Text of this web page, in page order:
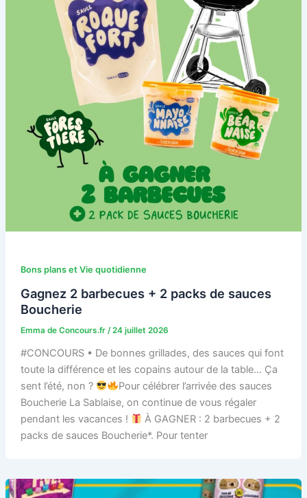
Bons plans et Vie quotidienne
Gagnez 2 barbecues + 2 packs de sauces
Boucherie
Emma de Concours.fr /24 juillet 2026
#CONCOURS • De bonnes grillades, des sauces qui font
toute la différence et les copains autour de la table… Ça
sent l’été, non ?
Pour célébrer l’arrivée des sauces
Boucherie La Sablaise, on continue de vous régaler
pendant les vacances !
À GAGNER : 2 barbecues + 2
packs de sauces Boucherie*. Pour tenter